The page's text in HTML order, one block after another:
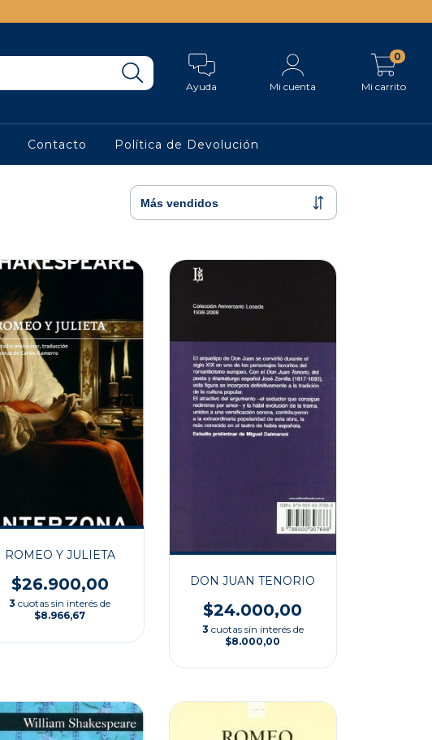
Ayuda Mi cuenta Mi carrito
0
Contacto Política de Devolución
ROMEO Y JULIETA
$26.900,00
3 cuotas sin interés de
$8.966,67
DON JUAN TENORIO
$24.000,00
3 cuotas sin interés de
$8.000,00